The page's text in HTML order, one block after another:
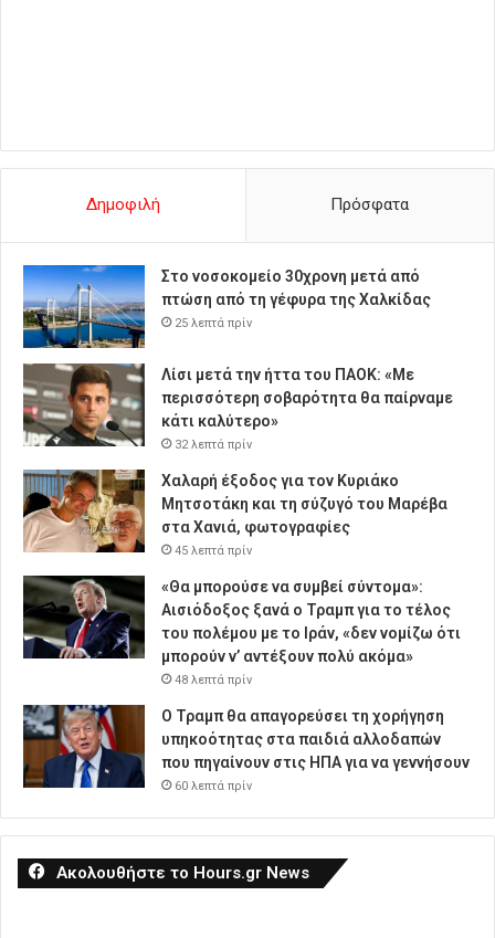
Δημοφιλή Πρόσφατα
Στο νοσοκομείο 30χρονη μετά από
πτώση από τη γέφυρα της Χαλκίδας
25 λεπτά πρίν
Λίσι μετά την ήττα του ΠΑΟΚ: «Με
περισσότερη σοβαρότητα θα παίρναμε
κάτι καλύτερο»
32 λεπτά πρίν
Χαλαρή έξοδος για τον Κυριάκο
Μητσοτάκη και τη σύζυγό του Μαρέβα
στα Χανιά, φωτογραφίες
45 λεπτά πρίν
«Θα μπορούσε να συμβεί σύντομα»:
Αισιόδοξος ξανά ο Τραμπ για το τέλος
του πολέμου με το Ιράν, «δεν νομίζω ότι
μπορούν ν’ αντέξουν πολύ ακόμα»
48 λεπτά πρίν
Ο Τραμπ θα απαγορεύσει τη χορήγηση
υπηκοότητας στα παιδιά αλλοδαπών
που πηγαίνουν στις ΗΠΑ για να γεννήσουν
60 λεπτά πρίν
Ακολουθήστε το Hours.gr News